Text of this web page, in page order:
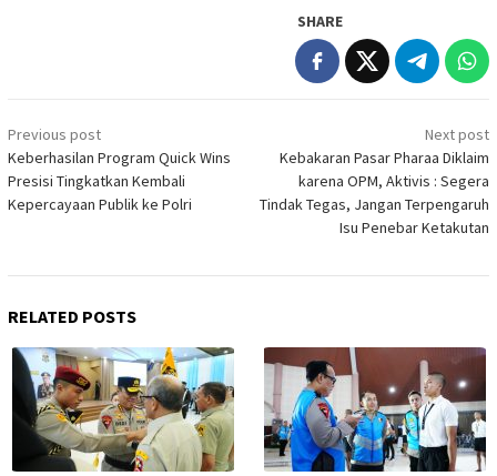
SHARE
Post
navigation
Previous post
Keberhasilan Program Quick Wins
Presisi Tingkatkan Kembali
Kepercayaan Publik ke Polri
Next post
Kebakaran Pasar Pharaa Diklaim
karena OPM, Aktivis : Segera
Tindak Tegas, Jangan Terpengaruh
Isu Penebar Ketakutan
RELATED POSTS